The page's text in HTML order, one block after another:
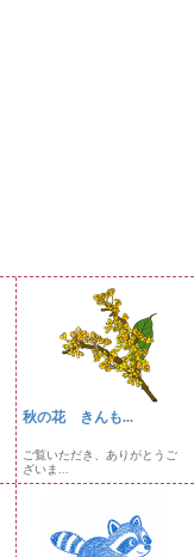
秋の花 きんも...
ご覧いただき、ありがとうご
ざいま...